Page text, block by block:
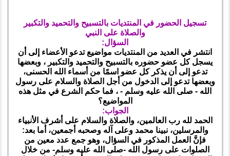
تسجيل الحضور في المنتديات بالتسبيح والتحميد والتكبير
والصلاة على النبي
السؤال:
انتشر في العديد من المنتديات مواضيع تدعو الأعضاء إلى أن
يسجل كل عضو حضوره بالتسبيح والتحميد والتكبير ، وبعضها
تدعو إلى أن يذكر كل عضو اسمًا من أسماء الله الحسنى،
وبعضها تدعو إلى الدخول من أجل الصلاة والسلام على رسول
الله - صلى الله عليه وسلم - ، فما حكم الشرع في مثل هذه
المواضيع؟
الجواب:
الحمد لله رب العالمين، والصلاة والسلام على أشرف الأنبياء
والمرسلين، نبينا محمد وعلى آله وصحبه أجمعين، أما بعد:
فإنَّ العمل المذكور في السؤال، وهو جمع عدد معين من
الصلوات على رسول الله -صلى الله عليه وسلم- من خلال